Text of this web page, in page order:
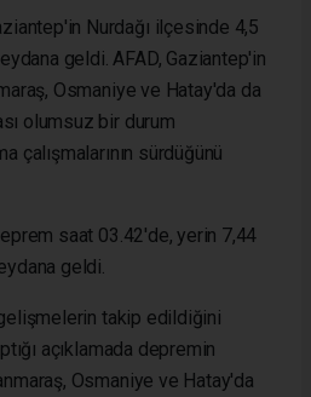
Nurdağı ilçesinde 4,5
geldi. AFAD, Gaziantep'in
Osmaniye ve Hatay'da da
olumsuz bir durum
çalışmalarının sürdüğünü
saat 03.42'de, yerin 7,44
geldi.
takip edildiğini
açıklamada depremin
Osmaniye ve Hatay'da